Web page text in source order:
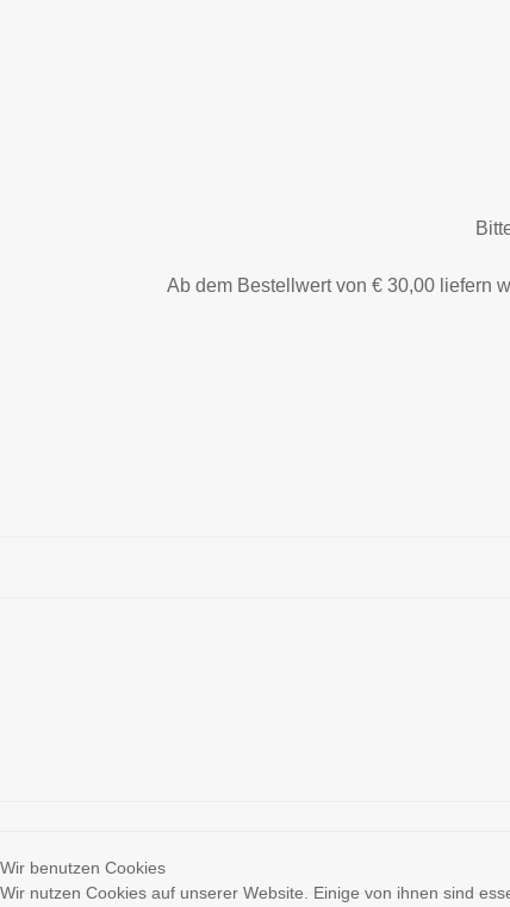
Ab dem Bestellwert von € 30,00 liefern
Wir benutzen Cookies
Wir nutzen Cookies auf unserer Website. Einige von ihnen sind